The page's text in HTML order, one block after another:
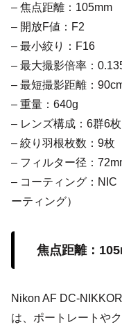
– 焦点距離：105mm
– 開放F値：F2
– 最小絞り：F16
– 最大撮影倍率：
– 最短撮影距離：
– 重量：640g
– レンズ構成：6群6枚
– 絞り羽根枚数：9枚
– フィルター径：
– コーティング：NIC
ーティング）
焦点距離：
Nikon AF DC-
は、ポートレートや